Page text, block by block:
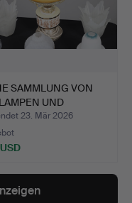
SAMMLUNG VON
UND
23. Mär 2026